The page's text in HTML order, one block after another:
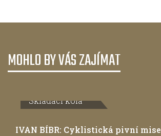
MOHLO BY VÁS ZAJÍMAT
Skládací kola
IVAN BÍBR: Cyklistická pivní mise